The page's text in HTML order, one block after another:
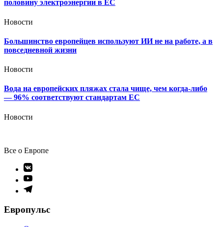
половину электроэнергии в ЕС
Новости
Большинство европейцев используют ИИ не на работе, а в
повседневной жизни
Новости
Вода на европейских пляжах стала чище, чем когда-либо
— 96% соответствуют стандартам ЕС
Новости
Все о Европе
Элемент
меню
Элемент
меню
Элемент
Европульс